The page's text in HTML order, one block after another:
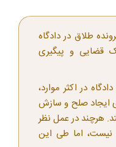
طلاق در دادگاه
قضایی و پیگیری
در اکثر موارد،
ایجاد صلح و سازش
هرچند در عمل نظر
نیست، اما طی این